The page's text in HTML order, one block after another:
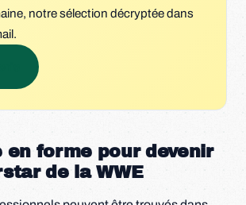
notre sélection décryptée dans
en forme pour devenir
de la WWE